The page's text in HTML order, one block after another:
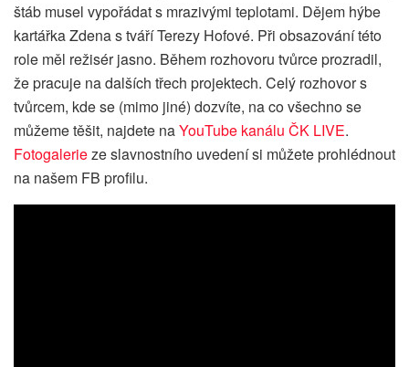
štáb musel vypořádat s mrazivými teplotami. Dějem hýbe
kartářka Zdena s tváří Terezy Hofové. Při obsazování této
role měl režisér jasno. Během rozhovoru tvůrce prozradil,
že pracuje na dalších třech projektech. Celý rozhovor s
tvůrcem, kde se (mimo jiné) dozvíte, na co všechno se
můžeme těšit, najdete naYouTube kanálu ČK LIVE.
Fotogalerieze slavnostního uvedení si můžete prohlédnout
na našem FB profilu.